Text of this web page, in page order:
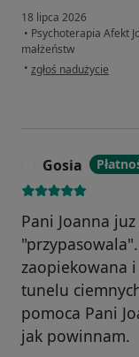
18 lipca 2026
• Psychoterapia Afekt
małżeństw
• w opinii użytkownika
zgłoś nadużycie
Gosia
Pani Joanna
zaopiekowana
tunelu
pomoca Pani
jak powinnam.